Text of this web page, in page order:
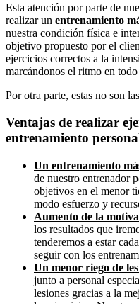
Esta atención por parte de
realizar un entrenamiento
nuestra condición física e
objetivo propuesto por el
ejercicios correctos a la
marcándonos el ritmo en
Por otra parte, estas no son
Ventajas de realizar
entrenamiento
Un entrenamiento
de nuestro entrenador
objetivos en el menor
modo esfuerzo y
Aumento de la
los resultados que
tenderemos a estar
seguir con los
Un menor riego de
junto a personal
lesiones gracias a la